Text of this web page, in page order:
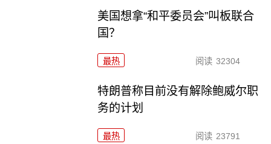
美国想拿“和平委员会”叫板联合
国？
最热 阅读 32304
特朗普称目前没有解除鲍威尔职
务的计划
最热 阅读 23791